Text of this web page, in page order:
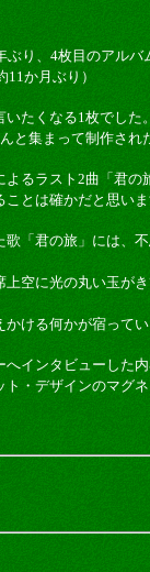
り、4枚目のアルバ
か月ぶり）
たくなる1枚でした。
と集まって制作され
るラスト2曲「君の
とは確かだと思いま
「君の旅」には、
空に光の丸い玉が
ける何かが宿ってい
インタビューした
・デザインのマグ